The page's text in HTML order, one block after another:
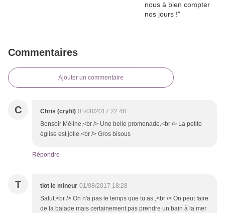
Commentaires
Ajouter un commentaire
C Chris (cryfil) 01/08/2017 22:48
Bonsoir Méline,<br /> Une belle promenade.<br /> La petite
église est jolie.<br /> Gros bisous
Répondre
T tiot le mineur 01/08/2017 18:28
Salut,<br /> On n'a pas le temps que tu as ,<br /> On peut faire
de la balade mais certainement pas prendre un bain à la mer